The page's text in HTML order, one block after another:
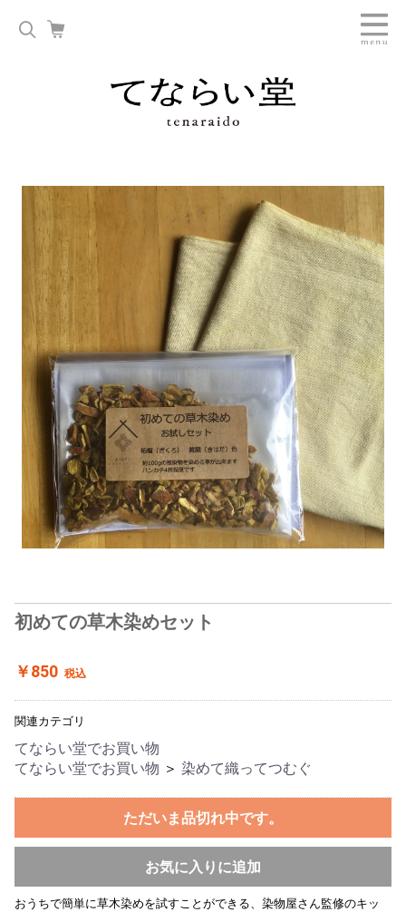
初めての草木染めセット
￥850 税込
関連カテゴリ
てならい堂でお買い物
てならい堂でお買い物 ＞ 染めて織ってつむぐ
ただいま品切れ中です。
お気に入りに追加
おうちで簡単に草木染めを試すことができる、染物屋さん監修のキッ